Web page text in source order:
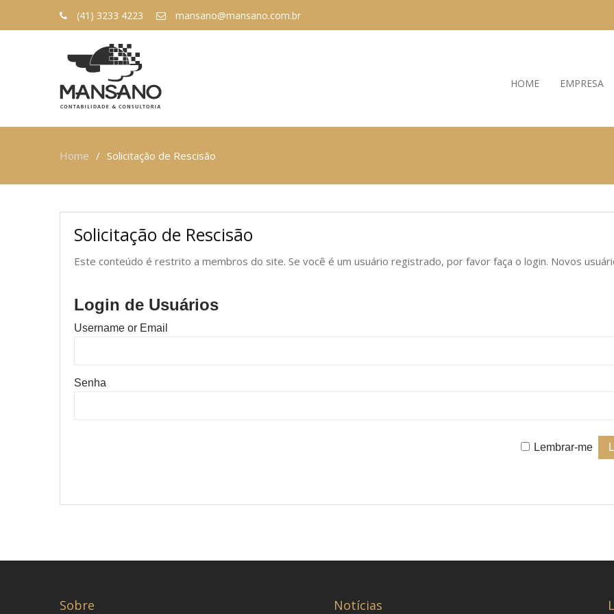
(41) 3233 4223 mansano@mansano.com.br
HOME EMPRESA
Home Solicitação de Rescisão
Solicitação de Rescisão
Este conteúdo é restrito a membros do site. Se você é um usuário registrado, por favor faça o login. Novos
Login de Usuários
Username or Email
Senha
Lembrar-me
Sobre Notícias